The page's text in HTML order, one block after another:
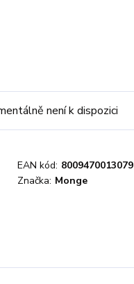
není k dispozici
EAN kód: 8009470013079
Značka: Monge